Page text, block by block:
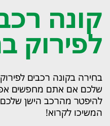
קונה
לפירוק
בחירה בקונה רכבים
שלכם אם אתם מחפשים
להיפטר מהרכב הישן
המשיכו לקרוא!